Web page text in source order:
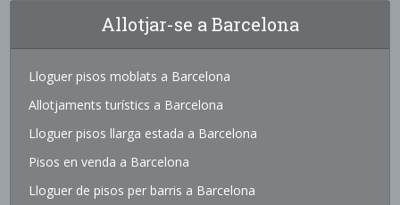
Allotjar-se a Barcelona
Lloguer pisos moblats a Barcelona
Allotjaments turístics a Barcelona
Lloguer pisos llarga estada a Barcelona
Pisos en venda a Barcelona
Lloguer de pisos per barris a Barcelona